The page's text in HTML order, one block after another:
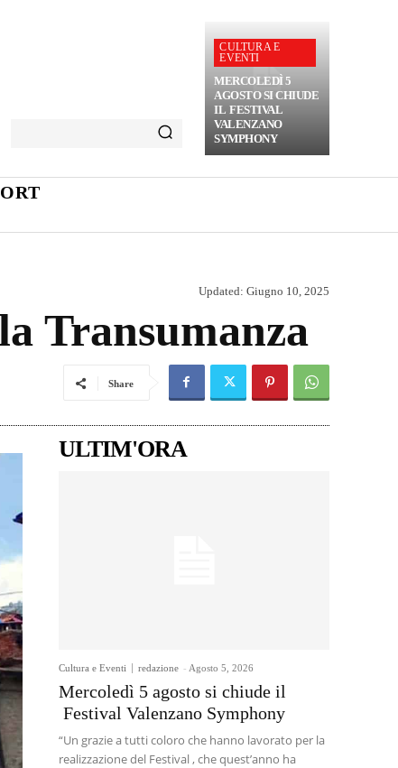
CULTURA E
EVENTI
MERCOLEDÌ 5
AGOSTO SI CHIUDE
IL FESTIVAL
VALENZANO
SYMPHONY
Updated: Giugno 10, 2025
Transumanza
Share
ULTIM'ORA
Cultura e Eventi redazione - Agosto 5, 2026
Mercoledì 5 agosto si chiude il
Festival Valenzano Symphony
“Un grazie a tutti coloro che hanno lavorato per la
realizzazione del Festival , che quest’anno ha